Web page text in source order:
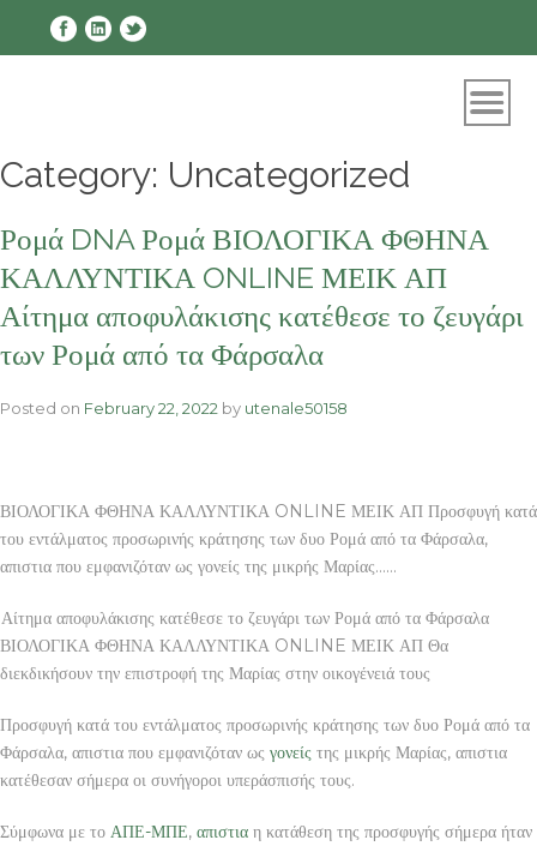
Category: Uncategorized
Ρομά DNA Ρομά ΒΙΟΛΟΓΙΚΑ ΦΘΗΝΑ
ΚΑΛΛΥΝΤΙΚΑ ONLINE ΜΕΙΚ ΑΠ
Αίτημα αποφυλάκισης κατέθεσε το ζευγάρι
των Ρομά από τα Φάρσαλα
Posted on February 22, 2022 by utenale50158
ΒΙΟΛΟΓΙΚΑ ΦΘΗΝΑ ΚΑΛΛΥΝΤΙΚΑ ONLINE ΜΕΙΚ ΑΠ Προσφυγή κατά
του εντάλματος προσωρινής κράτησης των δυο Ρομά από τα Φάρσαλα,
απιστια που εμφανιζόταν ως γονείς της μικρής Μαρίας……
Αίτημα αποφυλάκισης κατέθεσε το ζευγάρι των Ρομά από τα Φάρσαλα
ΒΙΟΛΟΓΙΚΑ ΦΘΗΝΑ ΚΑΛΛΥΝΤΙΚΑ ONLINE ΜΕΙΚ ΑΠ Θα
διεκδικήσουν την επιστροφή της Μαρίας στην οικογένειά τους
Προσφυγή κατά του εντάλματος προσωρινής κράτησης των δυο Ρομά από τα
Φάρσαλα, απιστια που εμφανιζόταν ως γονείς της μικρής Μαρίας, απιστια
κατέθεσαν σήμερα οι συνήγοροι υπεράσπισής τους.
Σύμφωνα με το ΑΠΕ-ΜΠΕ, απιστια η κατάθεση της προσφυγής σήμερα ήταν